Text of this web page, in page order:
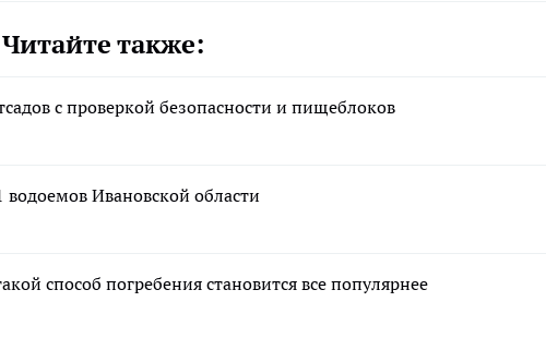
Читайте также:
с проверкой безопасности и пищеблоков
Ивановской области
способ погребения становится все популярнее